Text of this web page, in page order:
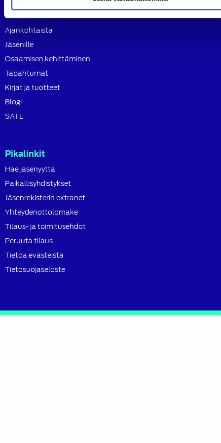
Sisältö
Ajankohtaista
Jäsenille
Osaamisen kehittäminen
Tapahtumat
Kirjat ja tuotteet
Blogi
SATL
Pikalinkit
Hae jäsenyyttä
Paikallisyhdistykset
Jäsenrekisterin extranet
Yhteydenottolomake
Tilaus- ja toimitusehdot
Peruuta tilaus
Tietoa evästeistä
Tietosuojaseloste